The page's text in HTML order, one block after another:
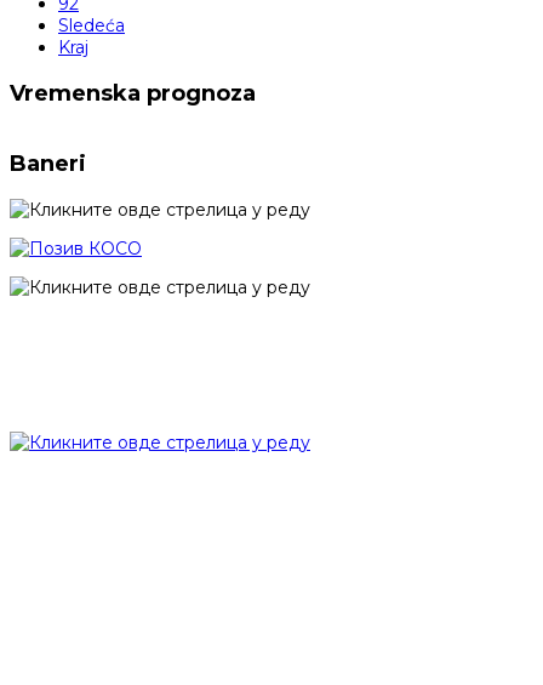
Sledeća
Kraj
Vremenska prognoza
Baneri